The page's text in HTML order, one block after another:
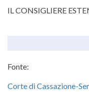
IL CONSIGLIERE
Fonte:
Corte di Cassazione-